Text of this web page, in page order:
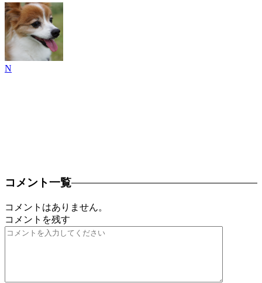
N
コメント一覧
コメントはありません。
コメントを残す